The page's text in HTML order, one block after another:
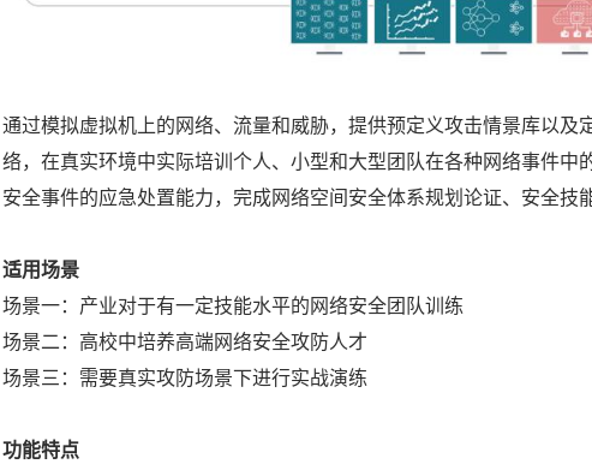
通过模拟虚拟机上的网络、流量和威胁，提供预定义攻击情景库以及
络，在真实环境中实际培训个人、小型和大型团队在各种网络事件中
安全事件的应急处置能力，完成网络空间安全体系规划论证、安全技
适用场景
场景一：产业对于有一定技能水平的网络安全团队训练
场景二：高校中培养高端网络安全攻防人才
场景三：需要真实攻防场景下进行实战演练
功能特点